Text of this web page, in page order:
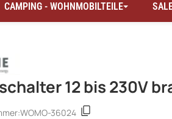
CAMPING - WOHNMOBILTEILE
12 bis 230V
WOMO-36024